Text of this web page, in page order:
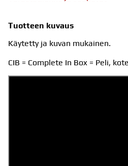
Tuotteen kuvaus
Käytetty ja kuvan mukainen.
CIB = Complete In Box = Peli,